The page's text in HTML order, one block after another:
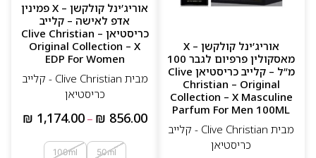
אוריג’ינל קולקשן – X
מאסקולין פרפיום לגבר 100
מ”ל – קלייב כריסטיאן Clive
Christian – Original
Collection – X Masculine
Parfum For Men 100ML
מבית Clive Christian - קלייב
כריסטיאן
אוריג’ינל קולקשן – X פמינין
אדפ לאישה – קלייב
כריסטיאן Clive Christian –
Original Collection – X
EDP For Women
מבית Clive Christian - קלייב
כריסטיאן
₪ 856.00
–
₪ 1,174.00
50ml
100ml